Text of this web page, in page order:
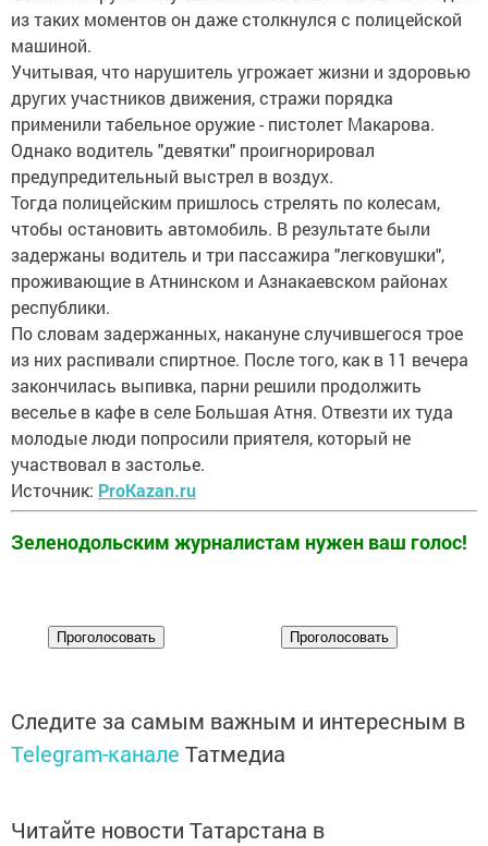
из таких моментов он даже столкнулся с полицейской
машиной.
Учитывая, что нарушитель угрожает жизни и здоровью
других участников движения, стражи порядка
применили табельное оружие - пистолет Макарова.
Однако водитель "девятки" проигнорировал
предупредительный выстрел в воздух.
Тогда полицейским пришлось стрелять по колесам,
чтобы остановить автомобиль. В результате были
задержаны водитель и три пассажира "легковушки",
проживающие в Атнинском и Азнакаевском районах
республики.
По словам задержанных, накануне случившегося трое
из них распивали спиртное. После того, как в 11 вечера
закончилась выпивка, парни решили продолжить
веселье в кафе в селе Большая Атня. Отвезти их туда
молодые люди попросили приятеля, который не
участвовал в застолье.
Источник: ProKazan.ru
Зеленодольским журналистам нужен ваш голос!
Следите за самым важным и интересным в
Telegram-канале Татмедиа
Читайте новости Татарстана в